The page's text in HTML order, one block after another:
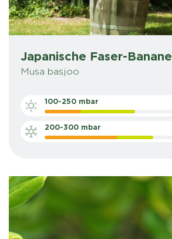
Japanische Faser-Banane
Musa basjoo
100-250 mbar
200-300 mbar